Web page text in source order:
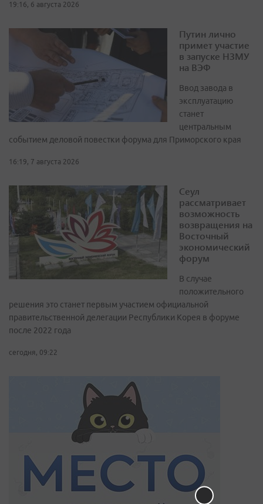
19:16, 6 августа 2026
Путин лично
примет участие
в запуске НЗМУ
на ВЭФ
Ввод завода в
эксплуатацию
станет
центральным
событием деловой повестки форума для Приморского края
16:19, 7 августа 2026
Сеул
рассматривает
возможность
возвращения на
Восточный
экономический
форум
В случае
положительного
решения это станет первым участием официальной
правительственной делегации Республики Корея в форуме
после 2022 года
сегодня, 09:22